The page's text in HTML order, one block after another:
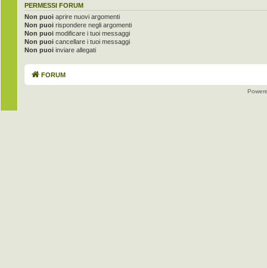
PERMESSI FORUM
Non puoi aprire nuovi argomenti
Non puoi rispondere negli argomenti
Non puoi modificare i tuoi messaggi
Non puoi cancellare i tuoi messaggi
Non puoi inviare allegati
FORUM